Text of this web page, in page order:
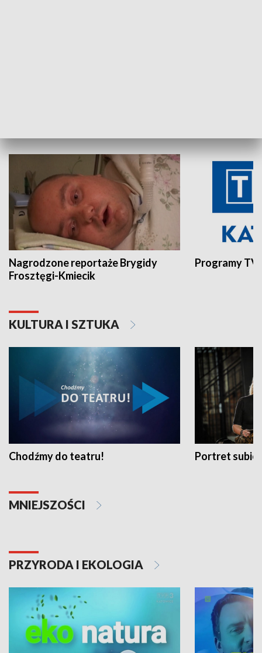
Nagrodzone reportaże Brygidy
Frosztęgi-Kmiecik
Programy
KULTURA I SZTUKA
Chodźmy do teatru! Portret
MNIEJSZOŚCI
PRZYRODA I EKOLOGIA